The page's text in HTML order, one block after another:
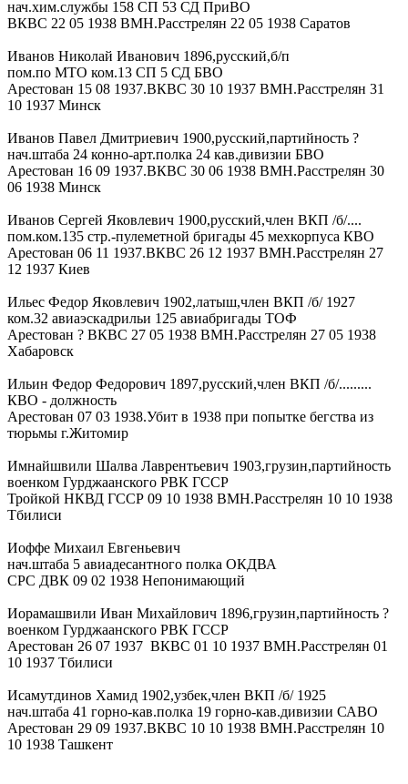
нач.хим.службы 158 СП 53 СД ПриВО
ВКВС 22 05 1938 ВМН.Расстрелян 22 05 1938 Саратов
Иванов Николай Иванович 1896,русский,б/п
пом.по МТО ком.13 СП 5 СД БВО
Арестован 15 08 1937.ВКВС 30 10 1937 ВМН.Расстрелян 31
10 1937 Минск
Иванов Павел Дмитриевич 1900,русский,партийность ?
нач.штаба 24 конно-арт.полка 24 кав.дивизии БВО
Арестован 16 09 1937.ВКВС 30 06 1938 ВМН.Расстрелян 30
06 1938 Минск
Иванов Сергей Яковлевич 1900,русский,член ВКП /б/....
пом.ком.135 стр.-пулеметной бригады 45 мехкорпуса КВО
Арестован 06 11 1937.ВКВС 26 12 1937 ВМН.Расстрелян 27
12 1937 Киев
Ильес Федор Яковлевич 1902,латыш,член ВКП /б/ 1927
ком.32 авиаэскадрильи 125 авиабригады ТОФ
Арестован ? ВКВС 27 05 1938 ВМН.Расстрелян 27 05 1938
Хабаровск
Ильин Федор Федорович 1897,русский,член ВКП /б/.........
КВО - должность
Арестован 07 03 1938.Убит в 1938 при попытке бегства из
тюрьмы г.Житомир
Имнайшвили Шалва Лаврентьевич 1903,грузин,партийность
военком Гурджаанского РВК ГССР
Тройкой НКВД ГССР 09 10 1938 ВМН.Расстрелян 10 10 1938
Тбилиси
Иоффе Михаил Евгеньевич
нач.штаба 5 авиадесантного полка ОКДВА
СРС ДВК 09 02 1938 Непонимающий
Иорамашвили Иван Михайлович 1896,грузин,партийность ?
военком Гурджаанского РВК ГССР
Арестован 26 07 1937 ВКВС 01 10 1937 ВМН.Расстрелян 01
10 1937 Тбилиси
Исамутдинов Хамид 1902,узбек,член ВКП /б/ 1925
нач.штаба 41 горно-кав.полка 19 горно-кав.дивизии САВО
Арестован 29 09 1937.ВКВС 10 10 1938 ВМН.Расстрелян 10
10 1938 Ташкент